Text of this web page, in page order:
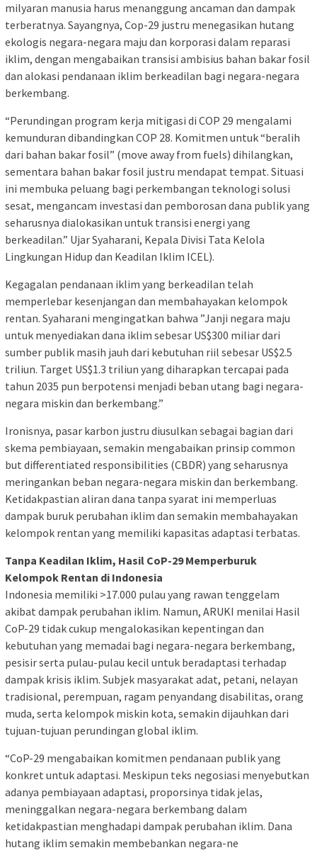
milyaran manusia harus menanggung ancaman dan dampak
terberatnya. Sayangnya, Cop-29 justru menegasikan hutang
ekologis negara-negara maju dan korporasi dalam reparasi
iklim, dengan mengabaikan transisi ambisius bahan bakar fosil
dan alokasi pendanaan iklim berkeadilan bagi negara-negara
berkembang.
“Perundingan program kerja mitigasi di COP 29 mengalami
kemunduran dibandingkan COP 28. Komitmen untuk “beralih
dari bahan bakar fosil” (move away from fuels) dihilangkan,
sementara bahan bakar fosil justru mendapat tempat. Situasi
ini membuka peluang bagi perkembangan teknologi solusi
sesat, mengancam investasi dan pemborosan dana publik yang
seharusnya dialokasikan untuk transisi energi yang
berkeadilan.” Ujar Syaharani, Kepala Divisi Tata Kelola
Lingkungan Hidup dan Keadilan Iklim ICEL).
Kegagalan pendanaan iklim yang berkeadilan telah
memperlebar kesenjangan dan membahayakan kelompok
rentan. Syaharani mengingatkan bahwa ”Janji negara maju
untuk menyediakan dana iklim sebesar US$300 miliar dari
sumber publik masih jauh dari kebutuhan riil sebesar US$2.5
triliun. Target US$1.3 triliun yang diharapkan tercapai pada
tahun 2035 pun berpotensi menjadi beban utang bagi negara-
negara miskin dan berkembang.”
Ironisnya, pasar karbon justru diusulkan sebagai bagian dari
skema pembiayaan, semakin mengabaikan prinsip common
but differentiated responsibilities (CBDR) yang seharusnya
meringankan beban negara-negara miskin dan berkembang.
Ketidakpastian aliran dana tanpa syarat ini memperluas
dampak buruk perubahan iklim dan semakin membahayakan
kelompok rentan yang memiliki kapasitas adaptasi terbatas.
Tanpa Keadilan Iklim, Hasil CoP-29 Memperburuk
Kelompok Rentan di Indonesia
Indonesia memiliki >17.000 pulau yang rawan tenggelam
akibat dampak perubahan iklim. Namun, ARUKI menilai Hasil
CoP-29 tidak cukup mengalokasikan kepentingan dan
kebutuhan yang memadai bagi negara-negara berkembang,
pesisir serta pulau-pulau kecil untuk beradaptasi terhadap
dampak krisis iklim. Subjek masyarakat adat, petani, nelayan
tradisional, perempuan, ragam penyandang disabilitas, orang
muda, serta kelompok miskin kota, semakin dijauhkan dari
tujuan-tujuan perundingan global iklim.
“CoP-29 mengabaikan komitmen pendanaan publik yang
konkret untuk adaptasi. Meskipun teks negosiasi menyebutkan
adanya pembiayaan adaptasi, proporsinya tidak jelas,
meninggalkan negara-negara berkembang dalam
ketidakpastian menghadapi dampak perubahan iklim. Dana
hutang iklim semakin membebankan negara-ne